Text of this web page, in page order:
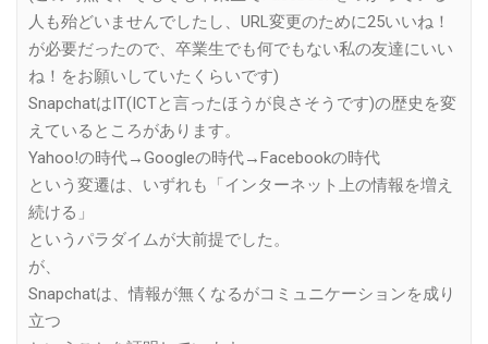
人も殆どいませんでしたし、URL変更のために25いいね！
が必要だったので、卒業生でも何でもない私の友達にいい
ね！をお願いしていたくらいです)
SnapchatはIT(ICTと言ったほうが良さそうです)の歴史を変
えているところがあります。
Yahoo!の時代→Googleの時代→Facebookの時代
という変遷は、いずれも「インターネット上の情報を増え
続ける」
というパラダイムが大前提でした。
が、
Snapchatは、情報が無くなるがコミュニケーションを成り
立つ